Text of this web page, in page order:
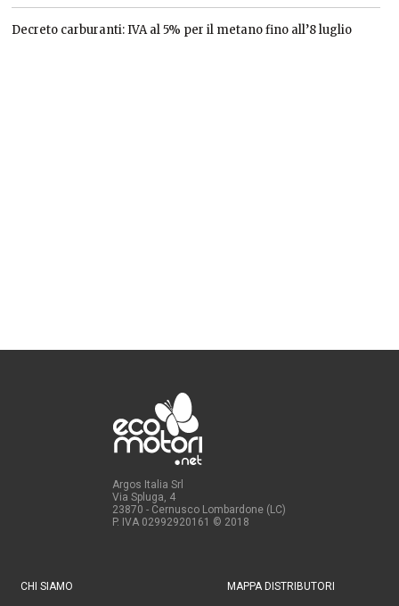
Decreto carburanti: IVA al 5% per il metano fino all’8 luglio
Argos Italia Srl
Via Spluga, 4
23870 - Cernusco Lombardone (LC)
P. IVA 02992920161 © 2018
CHI SIAMO MAPPA DISTRIBUTORI